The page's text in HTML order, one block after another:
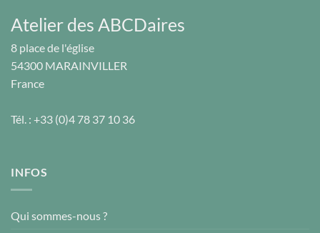
Atelier des ABCDaires
8 place de l'église
54300 MARAINVILLER
France
Tél. : +33 (0)4 78 37 10 36
INFOS
Qui sommes-nous ?